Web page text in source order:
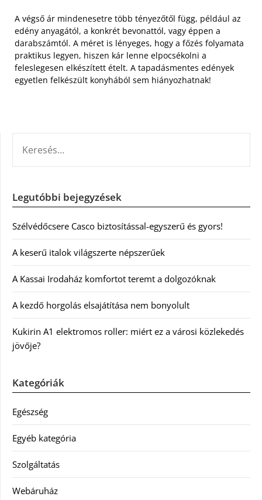
A végső ár mindenesetre több tényezőtől függ, például az
edény anyagától, a konkrét bevonattól, vagy éppen a
darabszámtól. A méret is lényeges, hogy a főzés folyamata
praktikus legyen, hiszen kár lenne elpocsékolni a
feleslegesen elkészített ételt. A tapadásmentes edények
egyetlen felkészült konyhából sem hiányozhatnak!
Legutóbbi bejegyzések
Szélvédőcsere Casco biztosítással-egyszerű és gyors!
A keserű italok világszerte népszerűek
A Kassai Irodaház komfortot teremt a dolgozóknak
A kezdő horgolás elsajátítása nem bonyolult
Kukirin A1 elektromos roller: miért ez a városi közlekedés
jövője?
Kategóriák
Egészség
Egyéb kategória
Szolgáltatás
Webáruház